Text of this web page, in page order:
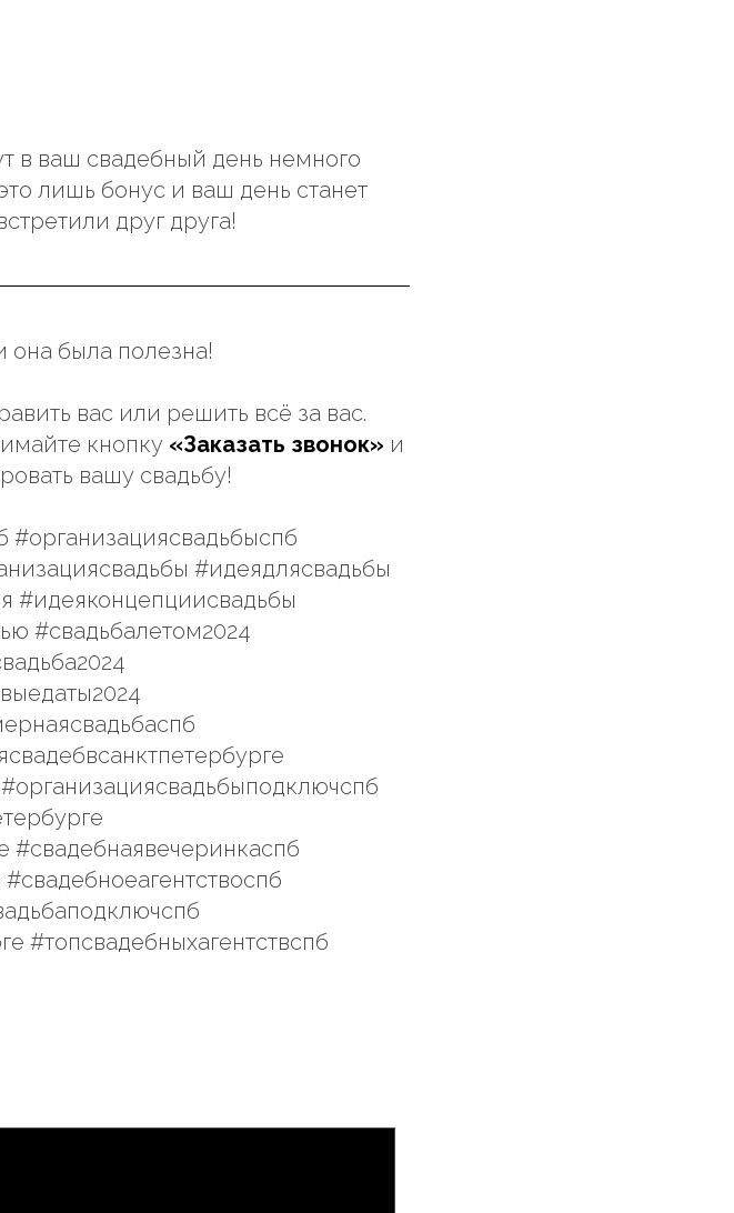
в ваш свадебный день немного
лишь бонус и ваш день станет
друг друга!
она была полезна!
вас или решить всё за вас.
кнопку «Заказать звонок» и
вашу свадьбу!
#организациясвадьбыспб
#идеядлясвадьбы
#идеяконцепциисвадьбы
#свадьбалетом2024
#свадебнаявечеринкаспб
#топсвадебныхагентствспб